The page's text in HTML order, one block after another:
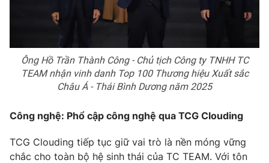
Chất lượng cuộc sống
Học trực tuyến
Hitech Công nghệ tương lai
Sản phẩm
Thị trường
Giao lưu trực tuyến
Lịch phát sóng
Chuyên mục khác
Emagazine Podcast
Ông Hồ Trần Thành Công - Chủ tịch Công ty TNHH TC
TEAM nhận vinh danh Top 100 Thương hiệu Xuất sắc
Châu Á - Thái Bình Dương năm 2025
Công nghệ: Phổ cập công nghệ qua TCG Clouding
TCG Clouding tiếp tục giữ vai trò là nền móng vững
chắc cho toàn bộ hệ sinh thái của TC TEAM. Với tôn